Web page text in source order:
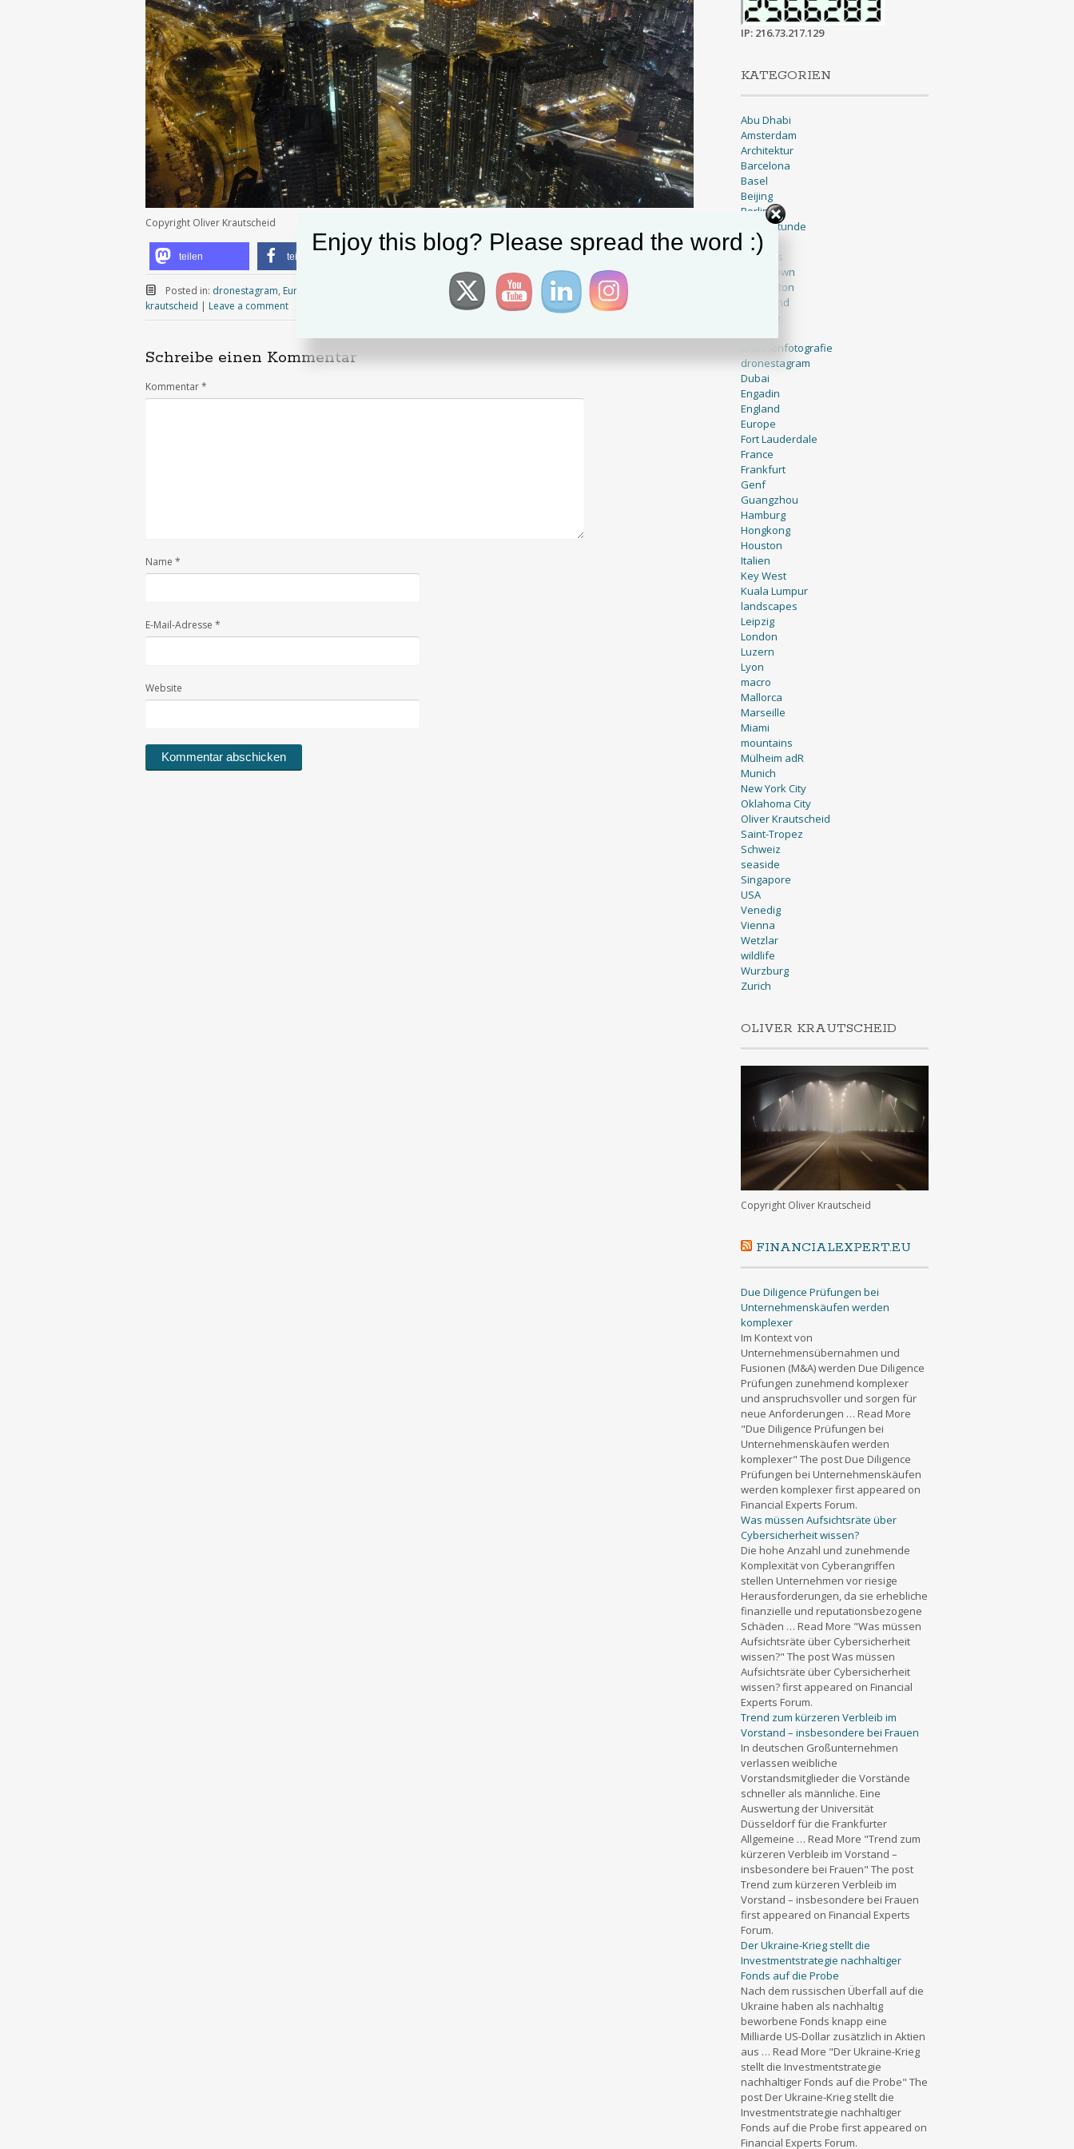
Copyright Oliver Krautscheid
teilen teilen
Posted in: dronestagram, Europe Oliver Krautscheid |Tagged:dronestagram, HongKong ,oliver-
krautscheid | Leave a comment
Schreibe einen Kommentar
Kommentar*
Name *
E-Mail-Adresse *
Website
IP: 216.73.217.129
KATEGORIEN
Abu Dhabi
Amsterdam
Architektur
Barcelona
Basel
Beijing
Berlin
Blaue Stunde
BNW
Brussels
Cape Town
Charleston
Cleveland
Cologne
Drohnenfotografie
dronestagram
Dubai
Engadin
England
Europe
Fort Lauderdale
France
Frankfurt
Genf
Guangzhou
Hamburg
Hongkong
Houston
Italien
Key West
Kuala Lumpur
landscapes
Leipzig
London
Luzern
Lyon
macro
Mallorca
Marseille
Miami
mountains
Mülheim adR
Munich
New York City
Oklahoma City
Oliver Krautscheid
Saint-Tropez
Schweiz
seaside
Singapore
USA
Venedig
Vienna
Wetzlar
wildlife
Wurzburg
Zurich
OLIVER KRAUTSCHEID
Copyright Oliver Krautscheid
FINANCIALEXPERT.EU
Due Diligence Prüfungen bei
Unternehmenskäufen werden
komplexer
Im Kontext von
Unternehmensübernahmen und
Fusionen (M&A) werden Due Diligence
Prüfungen zunehmend komplexer
und anspruchsvoller und sorgen für
neue Anforderungen … Read More
"Due Diligence Prüfungen bei
Unternehmenskäufen werden
komplexer" The post Due Diligence
Prüfungen bei Unternehmenskäufen
werden komplexer first appeared on
Financial Experts Forum.
Was müssen Aufsichtsräte über
Cybersicherheit wissen?
Die hohe Anzahl und zunehmende
Komplexität von Cyberangriffen
stellen Unternehmen vor riesige
Herausforderungen, da sie erhebliche
finanzielle und reputationsbezogene
Schäden … Read More "Was müssen
Aufsichtsräte über Cybersicherheit
wissen?" The post Was müssen
Aufsichtsräte über Cybersicherheit
wissen? first appeared on Financial
Experts Forum.
Trend zum kürzeren Verbleib im
Vorstand – insbesondere bei Frauen
In deutschen Großunternehmen
verlassen weibliche
Vorstandsmitglieder die Vorstände
schneller als männliche. Eine
Auswertung der Universität
Düsseldorf für die Frankfurter
Allgemeine … Read More "Trend zum
kürzeren Verbleib im Vorstand –
insbesondere bei Frauen" The post
Trend zum kürzeren Verbleib im
Vorstand – insbesondere bei Frauen
first appeared on Financial Experts
Forum.
Der Ukraine-Krieg stellt die
Investmentstrategie nachhaltiger
Fonds auf die Probe
Nach dem russischen Überfall auf die
Ukraine haben als nachhaltig
beworbene Fonds knapp eine
Milliarde US-Dollar zusätzlich in Aktien
aus … Read More "Der Ukraine-Krieg
stellt die Investmentstrategie
nachhaltiger Fonds auf die Probe" The
post Der Ukraine-Krieg stellt die
Investmentstrategie nachhaltiger
Fonds auf die Probe first appeared on
Financial Experts Forum.
Enjoy this blog? Please spread the word :)